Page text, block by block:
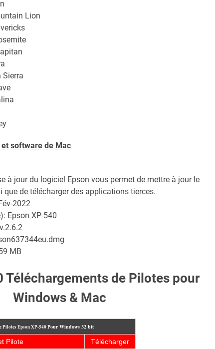
Lion
Sierra
software de Mac
à jour du logiciel Epson vous permet de mettre à jour le
que de télécharger des applications tierces.
2022
Epson XP-540
MB
Téléchargements de Pilotes pour
Windows & Mac
Pilotes Epson XP-540PourWindows 32 bit
Pilote
Télécharger